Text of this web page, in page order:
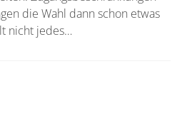
die Wahl dann schon etwas
nicht jedes…